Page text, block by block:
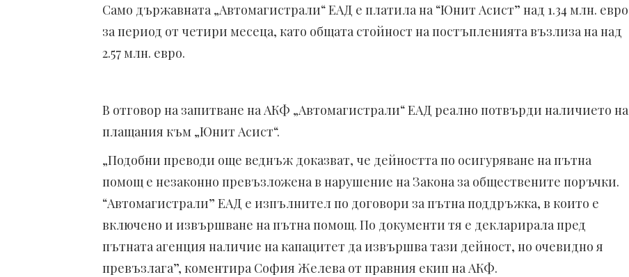
Само държавната „Автомагистрали“ ЕАД е платила на “Юнит Асист” над 1.34 млн. евро
за период от четири месеца, като общата стойност на постъпленията възлиза на над
2.57 млн. евро.
В отговор на запитване на АКФ „Автомагистрали“ ЕАД реално потвърди наличието на
плащания към „Юнит Асист“.
„Подобни преводи още веднъж доказват, че дейността по осигуряване на пътна
помощ е незаконно превъзложена в нарушение на Закона за обществените поръчки.
“Автомагистрали” ЕАД е изпълнител по договори за пътна поддръжка, в които е
включено и извършване на пътна помощ. По документи тя е декларирала пред
пътната агенция наличие на капацитет да извършва тази дейност, но очевидно я
превъзлага”, коментира София Желева от правния екип на АКФ.